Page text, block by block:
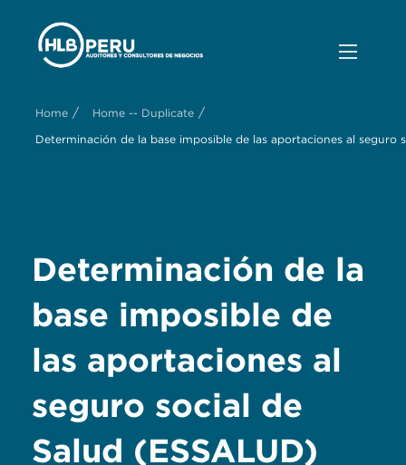
Home / Home -- Duplicate /
Determinación de la base imposible de las aportaciones al
Determinación de la
base imposible de
las aportaciones al
seguro social de
Salud (ESSALUD)